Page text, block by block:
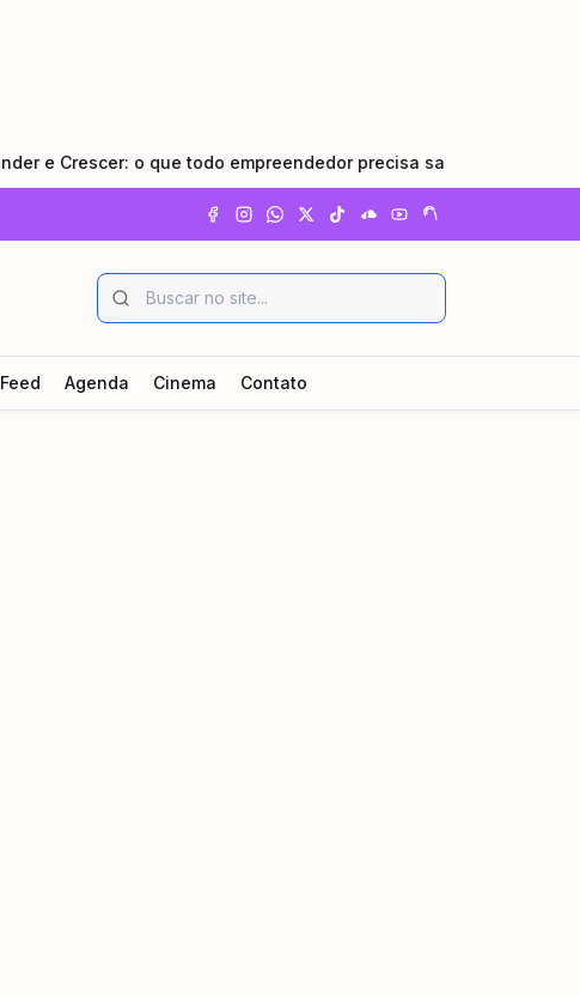
o que todo empreendedor precisa saber •
Feed Agenda Cinema Contato